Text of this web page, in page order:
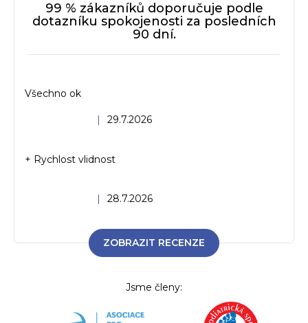
99 % zákazníků doporučuje podle
dotazníku spokojenosti za posledních
90 dní.
Hodnocení obchodu je 5 z 5 hvězdiček.
| 29.7.2026
Všechno ok
Hodnocení obchodu je 5 z 5 hvězdiček.
| 28.7.2026
+ Rychlost vlidnost
ZOBRAZIT RECENZE
Jsme členy: